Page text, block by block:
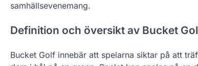
samhällsevenemang.
Definition och översikt av Bucket
Bucket Golf innebär att spelarna siktar på att